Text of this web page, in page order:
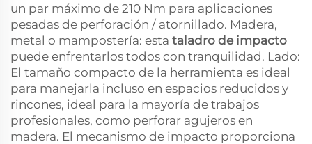
un par máximo de 210 Nm para aplicaciones
pesadas de perforación / atornillado. Madera,
metal o mampostería: esta taladro de impacto
puede enfrentarlos todos con tranquilidad. Lado:
El tamaño compacto de la herramienta es ideal
para manejarla incluso en espacios reducidos y
rincones, ideal para la mayoría de trabajos
profesionales, como perforar agujeros en
madera. El mecanismo de impacto proporciona